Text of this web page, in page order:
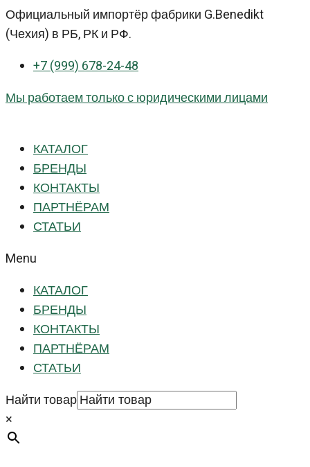
Перейти
к
Официальный импортёр фабрики G.Benedikt
(Чехия) в РБ, РК и РФ.
+7 (999) 678-24-48
Мы работаем только с юридическими лицами
КАТАЛОГ
БРЕНДЫ
КОНТАКТЫ
ПАРТНЁРАМ
СТАТЬИ
Menu
КАТАЛОГ
БРЕНДЫ
КОНТАКТЫ
ПАРТНЁРАМ
СТАТЬИ
Найти товар
×